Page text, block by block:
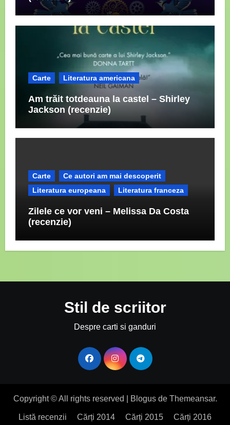
Carte Literatura americana
Am trăit totdeauna la castel – Shirley
Jackson (recenzie)
Carte
Ce autori am mai descoperit
Literatura europeana
Literatura franceza
Zilele ce vor veni – Melissa Da Costa
(recenzie)
Stil de scriitor
Despre carti si ganduri
Copyright © All rights reserved Blogusde Themeansar.
Listă recenzii Cărți 2014 Cărți 2015 Cărți 2016